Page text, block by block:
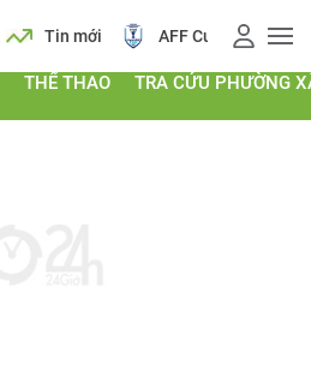
Tin mới AFF Cup Giá
THỂ THAO TRA CỨU PHƯỜNG